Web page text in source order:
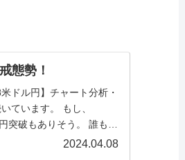
態勢！
ドル円】チャート分析・
ています。 もし、
破もありそう。 誰もが
2024.04.08